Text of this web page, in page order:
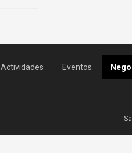
Actividades Eventos